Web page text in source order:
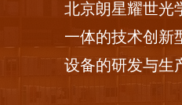
北京朗星耀世光
一体的技术创新
设备的研发与生